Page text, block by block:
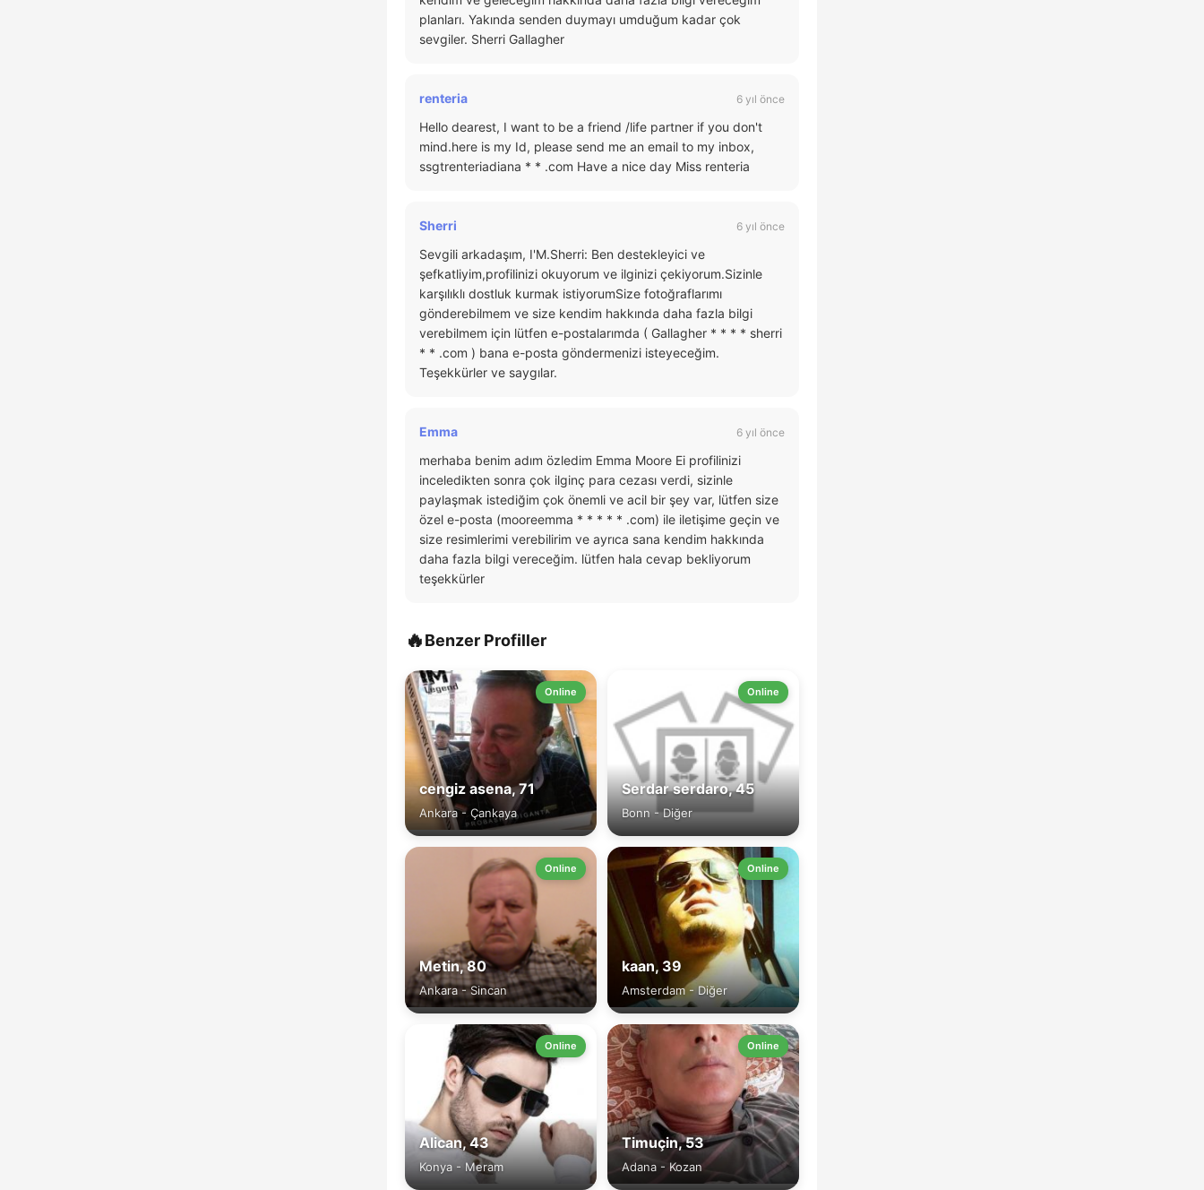
planları. Yakında senden duymayı umduğum kadar çok
sevgiler. Sherri Gallagher
renteria 6 yıl önce
Hello dearest, I want to be a friend /life partner if you don't
mind.here is my Id, please send me an email to my inbox,
ssgtrenteriadiana * * .com Have a nice day Miss renteria
Sherri 6 yıl önce
Sevgili arkadaşım, I'M.Sherri: Ben destekleyici ve
şefkatliyim,profilinizi okuyorum ve ilginizi çekiyorum.Sizinle
karşılıklı dostluk kurmak istiyorumSize fotoğraflarımı
gönderebilmem ve size kendim hakkında daha fazla bilgi
verebilmem için lütfen e-postalarımda ( Gallagher * * * * sherri
* * .com ) bana e-posta göndermenizi isteyeceğim.
Teşekkürler ve saygılar.
Emma 6 yıl önce
merhaba benim adım özledim Emma Moore Ei profilinizi
inceledikten sonra çok ilginç para cezası verdi, sizinle
paylaşmak istediğim çok önemli ve acil bir şey var, lütfen size
özel e-posta (mooreemma * * * * * .com) ile iletişime geçin ve
size resimlerimi verebilirim ve ayrıca sana kendim hakkında
daha fazla bilgi vereceğim. lütfen hala cevap bekliyorum
teşekkürler
🔥Benzer Profiller
Online
cengiz asena, 71
Ankara - Çankaya
Online
Serdar serdaro, 45
Bonn - Diğer
Online
Metin, 80
Ankara - Sincan
Online
kaan, 39
Amsterdam - Diğer
Online
Alican, 43
Konya - Meram
Online
Timuçin, 53
Adana - Kozan